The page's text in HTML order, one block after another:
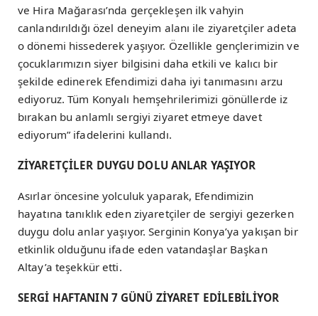
ve Hira Mağarası’nda gerçekleşen ilk vahyin
canlandırıldığı özel deneyim alanı ile ziyaretçiler adeta
o dönemi hissederek yaşıyor. Özellikle gençlerimizin ve
çocuklarımızın siyer bilgisini daha etkili ve kalıcı bir
şekilde edinerek Efendimizi daha iyi tanımasını arzu
ediyoruz. Tüm Konyalı hemşehrilerimizi gönüllerde iz
bırakan bu anlamlı sergiyi ziyaret etmeye davet
ediyorum” ifadelerini kullandı.
ZİYARETÇİLER DUYGU DOLU ANLAR YAŞIYOR
Asırlar öncesine yolculuk yaparak, Efendimizin
hayatına tanıklık eden ziyaretçiler de sergiyi gezerken
duygu dolu anlar yaşıyor. Serginin Konya’ya yakışan bir
etkinlik olduğunu ifade eden vatandaşlar Başkan
Altay’a teşekkür etti.
SERGİ HAFTANIN 7 GÜNÜ ZİYARET EDİLEBİLİYOR